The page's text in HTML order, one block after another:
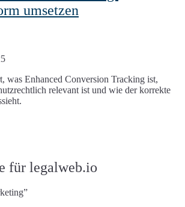
umsetzen
was Enhanced Conversion Tracking ist,
relevant ist und wie der korrekte
für legalweb.io